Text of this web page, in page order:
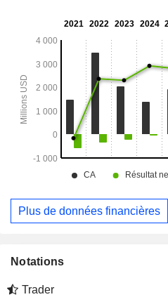
concernant chaque patient à
propose des régimes de
Organization (PPO) et
(HMO) aux bénéficiaires de
plusieurs États.
Plus de données financières
Notations
Trader